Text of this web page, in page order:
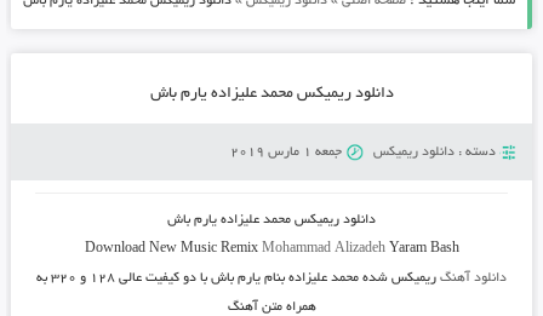
دانلود ریمیکس محمد علیزاده یارم باش
دسته : دانلود ریمیکس جمعه 1 مارس 2019
دانلود ریمیکس محمد علیزاده یارم باش
Download New MusicRemix Mohammad AlizadehYaram Bash
دانلود آهنگریمیکس شده محمد علیزاده بنام یارم باش
با دو کیفیت عالی ۱۲۸ و ۳۲۰ به
همراه متن آهنگ